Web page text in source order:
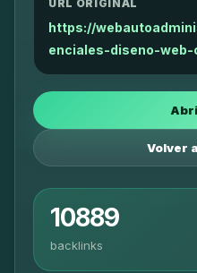
URL ORIGINAL
https://
enciales-diseno-web-
Volver
10889
backlinks